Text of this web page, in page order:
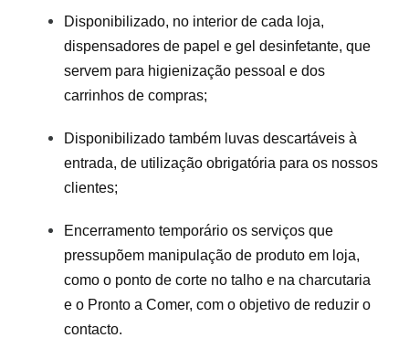
Disponibilizado, no interior de cada loja,
dispensadores de papel e gel desinfetante, que
servem para higienização pessoal e dos
carrinhos de compras;
Disponibilizado também luvas descartáveis à
entrada, de utilização obrigatória para os nossos
clientes;
Encerramento temporário os serviços que
pressupõem manipulação de produto em loja,
como o ponto de corte no talho e na charcutaria
e o Pronto a Comer, com o objetivo de reduzir o
contacto.